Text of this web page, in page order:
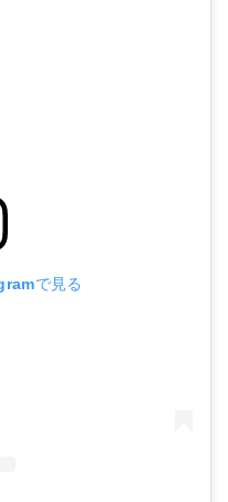
で見る